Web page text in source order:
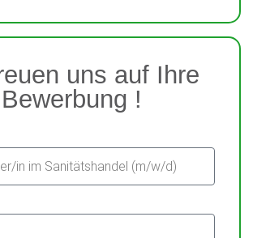
uns auf Ihre
Bewerbung !